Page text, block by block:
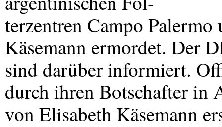
terzentren Campo
Käsemann ermordet. Der
sind darüber informiert.
durch ihren Botschafter in
von Elisabeth Käsemann